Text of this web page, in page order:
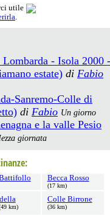
utile
.
- Isola 2000 -
estate) di Fabio
Sanremo-Colle di
di Fabio Un giorno
e la valle Pesio
giornata
Becca Rosso
(17 km)
km)
Colle Birrone
(36 km)